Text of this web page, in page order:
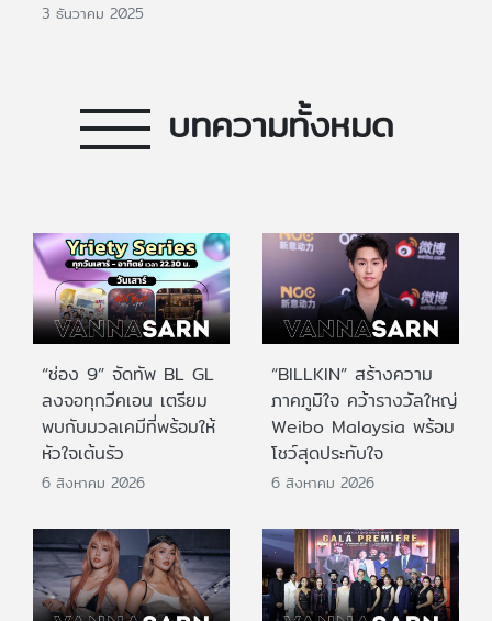
3 ธันวาคม 2025
บทความทั้งหมด
“ช่อง 9” จัดทัพ BL GL
ลงจอทุกวีคเอน เตรียม
พบกับมวลเคมีที่พร้อมให้
หัวใจเต้นรัว
6 สิงหาคม 2026
“BILLKIN” สร้างความ
ภาคภูมิใจ คว้ารางวัลใหญ่
Weibo Malaysia พร้อม
โชว์สุดประทับใจ
6 สิงหาคม 2026